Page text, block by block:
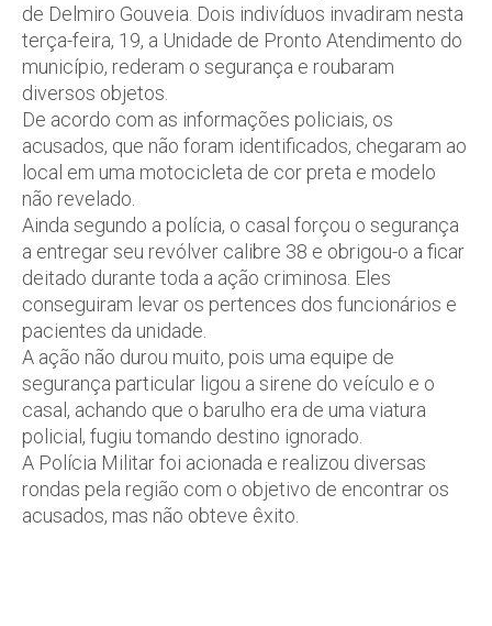
de Delmiro Gouveia. Dois indivíduos invadiram nesta
terça-feira, 19, a Unidade de Pronto Atendimento do
município, rederam o segurança e roubaram
diversos objetos.
De acordo com as informações policiais, os
acusados, que não foram identificados, chegaram ao
local em uma motocicleta de cor preta e modelo
não revelado.
Ainda segundo a polícia, o casal forçou o segurança
a entregar seu revólver calibre 38 e obrigou-o a ficar
deitado durante toda a ação criminosa. Eles
conseguiram levar os pertences dos funcionários e
pacientes da unidade.
A ação não durou muito, pois uma equipe de
segurança particular ligou a sirene do veículo e o
casal, achando que o barulho era de uma viatura
policial, fugiu tomando destino ignorado.
A Polícia Militar foi acionada e realizou diversas
rondas pela região com o objetivo de encontrar os
acusados, mas não obteve êxito.